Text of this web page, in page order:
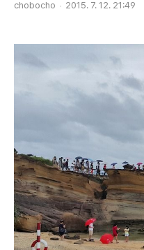
chobocho 2015. 7. 12. 21:49